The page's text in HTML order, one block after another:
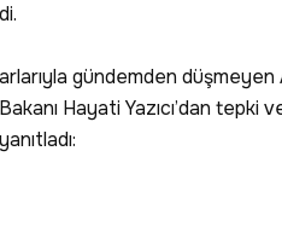
gündemden düşmeyen
Hayati Yazıcı’dan tepki